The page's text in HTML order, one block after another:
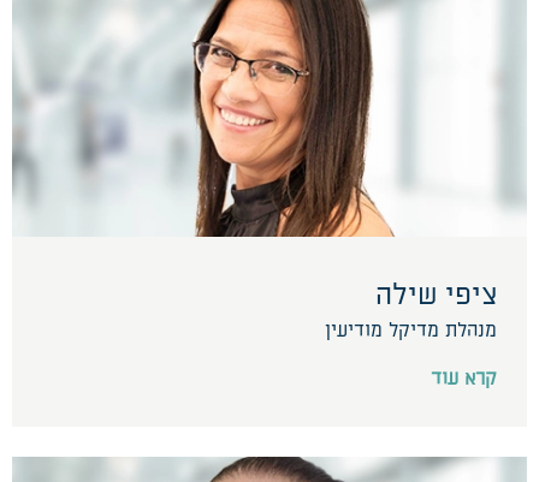
ציפי שילה
מנהלת מדיקל מודיעין
קרא עוד